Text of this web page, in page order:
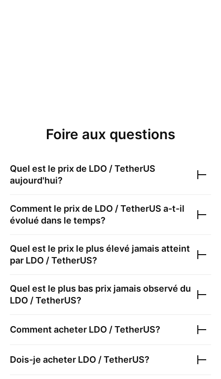
Foire aux questions
Quel est le prix de LDO / TetherUS
aujourd'hui?
Comment le prix de LDO / TetherUS a-t-il
évolué dans le temps?
Quel est le prix le plus élevé jamais atteint
par LDO / TetherUS?
Quel est le plus bas prix jamais observé du
LDO / TetherUS?
Comment acheter LDO / TetherUS?
Dois-je acheter LDO / TetherUS?